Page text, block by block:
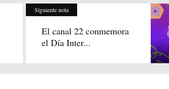
Siguiente nota
El canal 22 conmemora
el Día Inter...